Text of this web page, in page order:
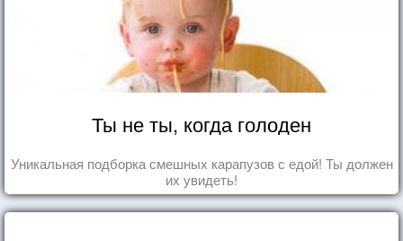
Ты не ты, когда голоден
Уникальная подборка смешных карапузов с едой! Ты должен
их увидеть!